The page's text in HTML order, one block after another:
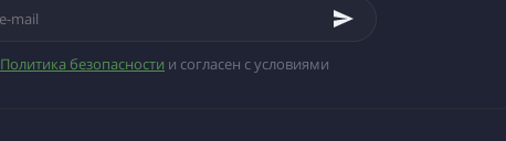
Политика безопасности и согласен с условиями